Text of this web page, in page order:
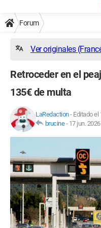
Forum
Ver originales
Retroceder en el
135€ de multa
LaRedaction- Editado el
brucine- 17 jun.